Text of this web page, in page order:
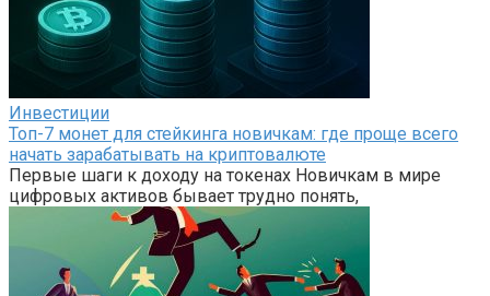
Инвестиции
Топ-7 монет для стейкинга новичкам: где проще всего
начать зарабатывать на криптовалюте
Первые шаги к доходу на токенах Новичкам в мире
цифровых активов бывает трудно понять,